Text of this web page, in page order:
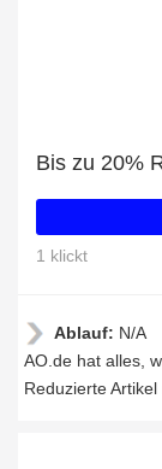
Bis zu 20%
1 klickt
Ablauf: N/A
AO.de hat alles,
Reduzierte